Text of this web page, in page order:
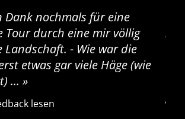
Dank nochmals für eine
Tour durch eine mir völlig
- Wie war die
etwas gar viele Häge (wie
...
lesen